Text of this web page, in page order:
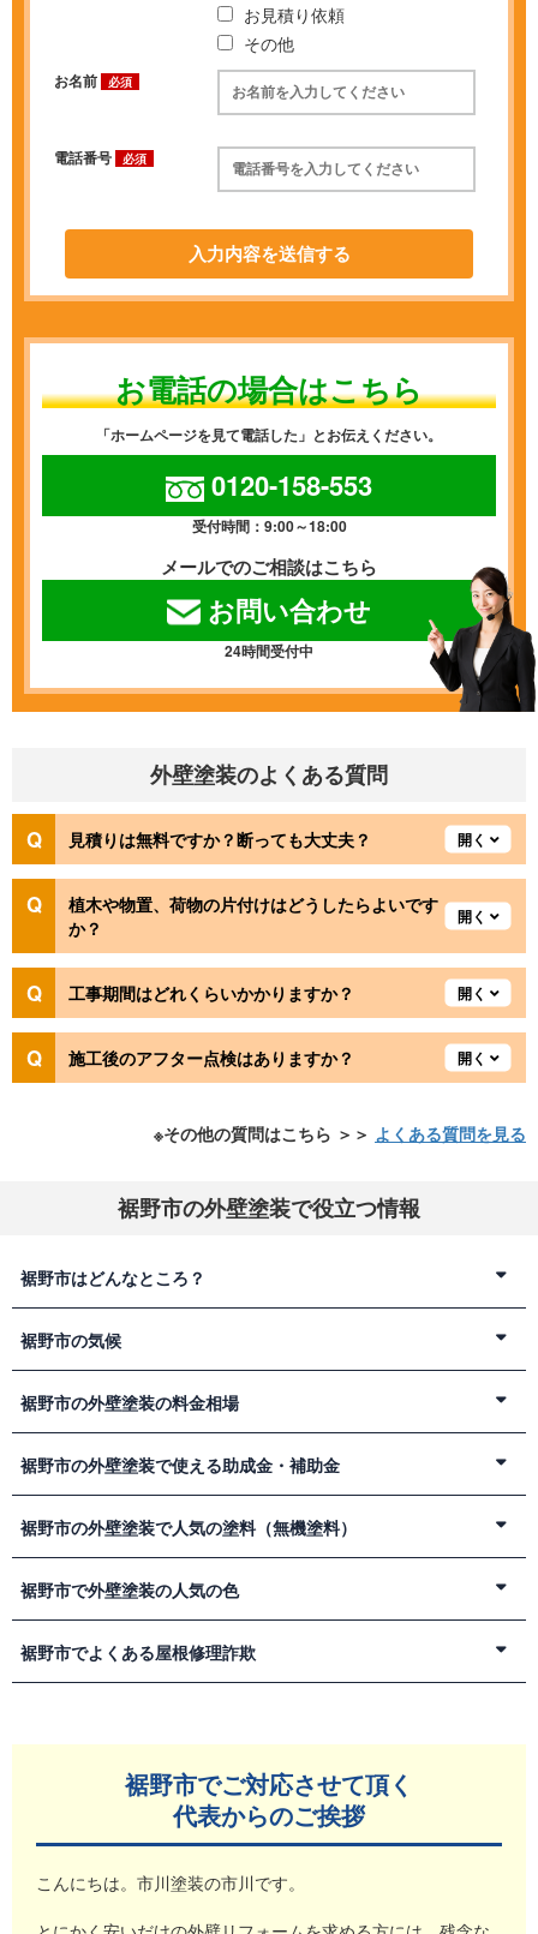
お見積り依頼
その他
お名前 必須
電話番号 必須
お電話の場合はこちら
「ホームページを見て電話した」とお伝えください。
0120-158-553
受付時間：9:00～18:00
メールでのご相談はこちら
お問い合わせ
24時間受付中
外壁塗装のよくある質問
見積りは無料ですか？断っても大丈夫？
植木や物置、荷物の片付けはどうしたらよいです
か？
工事期間はどれくらいかかりますか？
施工後のアフター点検はありますか？
※その他の質問はこちら ＞＞ よくある質問を見る
裾野市の外壁塗装で役立つ情報
裾野市はどんなところ？
裾野市は、伊豆半島の北側、静岡県東部にある人口約5万人の小
さな都市です。
静岡県東部は、沼津市や三島市などが大都市としての存在感が
裾野市は、その名のとおり3つの山の裾野にあるところです。
3つの山とは、富士山、箱根山、愛鷹山の3つです。
富士山がきれいに見えるスポットが多く、別荘地なども多数存
在します。
また、自然を活かした富士サファリパーク、ぐりんぱ、スノー
タウンイエティなどの人気のレジャースポットがあります。
トヨタの関連企業や工場などが多く、車に関する産業が盛んで
す。
静岡県裾野市で外壁塗装をお考えなら、顧客第一で物事を考え
てくれる地域密着の塗装業者に相談しましょう。
こちらでは裾野市で外壁塗装をお考えの方に向けての重要な情
報提供を行っています。
裾野市の気候
静岡県裾野市は、日本の太平洋側によくみられる気候に属して
います。
年平均気温も約14.5℃で、真夏の8月でも29℃が最高気温で、
全国的にみても涼しい自然環境です。
とがありますが、それ以外の月の気温はそれほど厳しくはない
ようです。
雨は少し多めで年間降水量は、2400mm前後です。富士山の影
響もあって、雨は他の地域よりも多くなります。
外壁塗装工事をお考えの方は、裾野市の気候や自然環境をよく
知る地元の業者に施工の相談をしてください。
裾野市の外壁塗装の料金相場
一般的な外壁塗装工事を行う場合は、120～160万円の範囲に収
まります。
屋根や外壁に関する塗装工事は高額です。
騙されたり失敗したりしないように、適正料金で施工する塗装
外壁塗装工事の料金相場は、裾野市などのお住まいの周辺エリ
アの料金相場をご自身でも調査できるようになっています。
インターネットなどで情報提供を行っているサイトも多数あり
ますので、全国平均の料金相場、地域ごとの料金相場、施工内
費用が入っていないかなどについてわかるようになります。
いろいろな情報を集め、施工料金が適正なのかどうかをよく確
認してください。
施工料金の相場は、施工時期や建物の坪数、塗料の種類、地域
の塗装料金相場などを総合的にみて決まります。
わかりやすい例でいうと、35坪のお住まいで、補修やシーリン
裾野市の外壁塗装で使える助成金・補助金
住宅の外壁塗装や屋根塗装などのリフォーム工事では、国や自
治体の補助金・助成金を利用できる場合があります。
ただし、制度の内容や予算額は毎年変更されることがあるた
2026年6月現在、裾野市では一般住宅の外壁塗装や屋根塗装の
みを対象とした市独自の補助金・助成金制度はありません。
リフォーム工事を行う場合は、国の補助制度を利用できる可能
性があります。
【みらいエコ住宅2026事業】
裾野市の外壁塗装で人気の塗料（無機塗料）
塗装工事では、シリコン系塗料が最もベーシックな種類の塗料
として知られています。
しかし、もっと性能のよい塗料を使ったとしても何も問題あり
ません。
耐久性の高い塗料はハイグレード塗料になりますので、美しい
塗装品質を長期間（20年以上）維持し、塗膜の高い保護効果が
一般的な戸建て住宅の塗装工事の料金相場は、「シリコン系」
塗料で、120万円前後が目安です。
裾野市で外壁塗装の人気の色
外壁塗装で使う塗料を選ぶ際に、「色」についてもしっかりと
した打ち合わせを行うようになっています。
一般的に外壁塗装で人気のある色といえば、淡いベージュ、ク
リーム系、ブラウン系、グレー系の色です。
ベージュやクリーム系の色は、温かみがあり、白にも近く周囲
と調和しやすい色です。真っ白を選ぶと汚れが目立ちますが、
他の色を入れて微妙に色合いを調整すると他の建物にも合うよ
うになります。
裾野市でよくある屋根修理詐欺
不安を煽る手口に騙されないため、以下のポイントを押さえま
突然訪問：「裾野市内の近所で工事をしています」と装い、
無料点検：偽の点検を装い、不要な修理を勧める
大幅値引き：「今日中なら特別価格」と契約を急かす
裾野市でご対応させて頂く
代表からのご挨拶
こんにちは。市川塗装の市川です。